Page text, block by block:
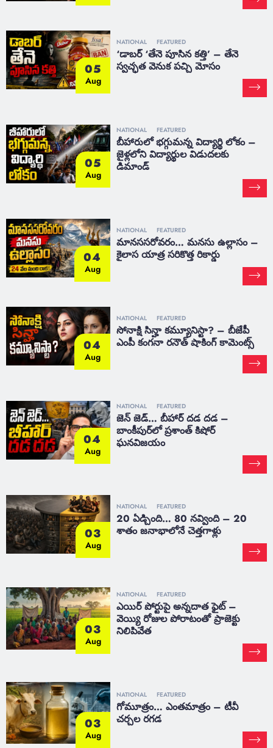
05
Aug
NATIONAL FEATURED
‘డాబర్ ‘తేనె పూసిన కత్తి’ – తేనె
స్వచ్ఛత వెనుక పచ్చి మోసం
05
Aug
NATIONAL FEATURED
బీహారులో భగ్గుమన్న విద్యార్థి లోకం –
జైళ్లలోని విద్యార్థుల విడుదలకు
డిమాండ్
04
Aug
NATIONAL FEATURED
మానససరోవరం… మనసు ఉల్లాసం –
కైలాస యాత్ర సరికొత్త రికార్డు
04
Aug
NATIONAL FEATURED
సోనాక్షి సిన్హా కమ్యూనిస్టా? – బీజేపీ
ఎంపీ కంగనా రనౌత్ షాకింగ్ కామెంట్స్
04
Aug
NATIONAL FEATURED
జెన్ జెడ్… బీహార్ దడ దడ –
బాంకీపుర్‌లో ప్రశాంత్ కిషోర్
ఘనవిజయం
03
Aug
NATIONAL FEATURED
20 ఏడ్చింది… 80 నవ్వింది – 20
శాతం జనాభాలోనే చెత్తగాళ్లు
03
Aug
NATIONAL FEATURED
ఎయిర్ పోర్టుపై అన్నదాత ఫైట్ –
వెయ్యి రోజుల పోరాటంతో ప్రాజెక్టు
నిలిపివేత
03
Aug
NATIONAL FEATURED
గోమూత్రం… ఎంతమాత్రం – టీవీ
చర్చల రగడ